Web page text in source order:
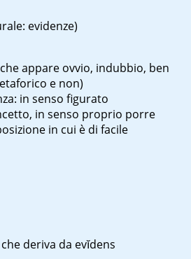
evidenze)
appare ovvio, indubbio, ben
e non)
: in senso figurato
in senso proprio porre
in cui è di facile
che deriva da evĭdens